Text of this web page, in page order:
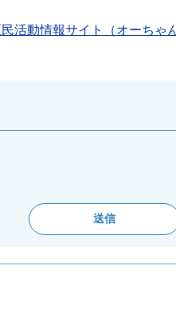
活動情報サイト（オーちゃ